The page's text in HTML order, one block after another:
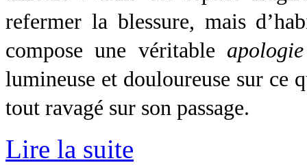
refermer la blessure, mais
compose une véritable
lumineuse et douloureuse sur ce
tout ravagé sur son passage.
Lire la suite